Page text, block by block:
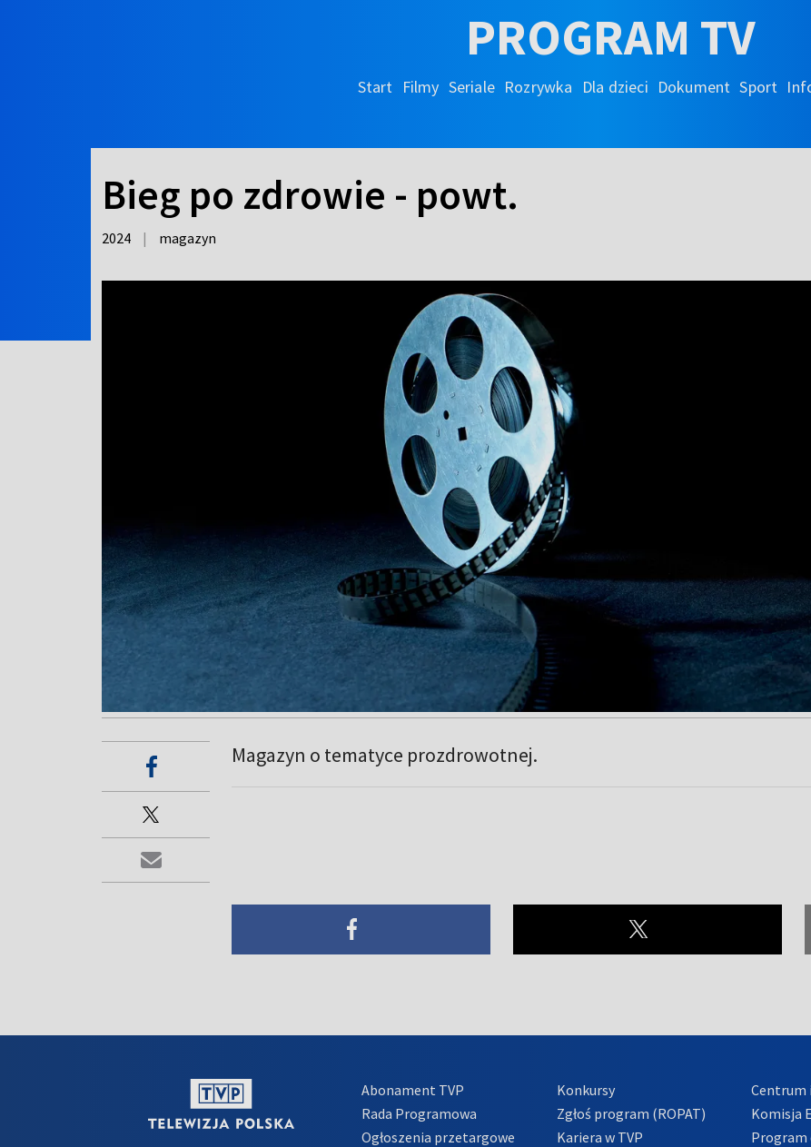
PROGRAM TV
Start Filmy Seriale Rozrywka Dla dzieci Dokument Sport
Bieg po zdrowie - powt.
2024 | magazyn
Magazyn o tematyce prozdrowotnej.
Abonament TVP
Rada Programowa
Ogłoszenia przetargowe
Konkursy
Zgłoś program (ROPAT)
Kariera w TVP
Centrum
Komisja
Program